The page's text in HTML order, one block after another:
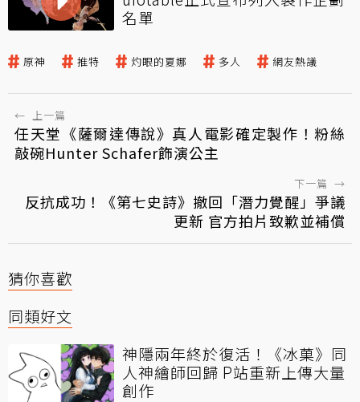
名單
原神 推特 灼眼的夏娜 多人 網友熱議
← 上一篇
任天堂《薩爾達傳說》真人電影確定製作！粉絲
敲碗Hunter Schafer飾演公主
下一篇 →
反抗成功！《第七史詩》撤回「潛力覺醒」爭議
更新 官方拍片致歉並補償
猜你喜歡
同類好文
神隱兩年終於復活！《冰菓》同
人神繪師回歸 P站重新上傳大量
創作